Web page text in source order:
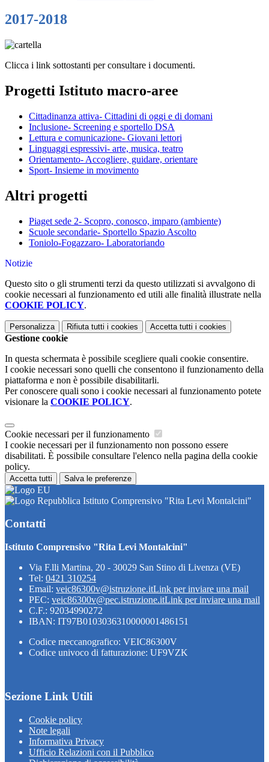
2017-2018
Clicca i link sottostanti per consultare i documenti.
Progetti Istituto macro-aree
Cittadinanza attiva- Cittadini di oggi e di domani
Inclusione- Screening e sportello DSA
Lettura e comunicazione- Giovani lettori
Linguaggi espressivi- arte, musica, teatro
Orientamento- Accogliere, guidare, orientare
Sport- Insieme in movimento
Altri progetti
Piaget sede 2- Scopro, conosco, imparo (ambiente)
Scuole secondarie- Sportello Spazio Ascolto
Toniolo-Fogazzaro- Laboratoriando
Notizie
Questo sito o gli strumenti terzi da questo utilizzati si avvalgono di
cookie necessari al funzionamento ed utili alle finalità illustrate nella
COOKIE POLICY.
Personalizza Rifiuta tutti i cookies Accetta tutti i cookies
Gestione cookie
In questa schermata è possibile scegliere quali cookie consentire.
I cookie necessari sono quelli che consentono il funzionamento della
piattaforma e non è possibile disabilitarli.
Per conoscere quali sono i cookie necessari al funzionamento potete
visionare la COOKIE POLICY.
Cookie necessari per il funzionamento
I cookie necessari per il funzionamento non possono essere
disabilitati. È possibile consultare l'elenco nella pagina della cookie
policy.
Accetta tutti Salva le preferenze
Istituto Comprensivo "Rita Levi Montalcini"
Contatti
Istituto Comprensivo "Rita Levi Montalcini"
Via F.lli Martina, 20 - 30029 San Stino di Livenza (VE)
Tel: 0421 310254
Email: veic86300v@istruzione.itLink per inviare una mail
PEC: veic86300v@pec.istruzione.itLink per inviare una mail
C.F.: 92034990272
IBAN: IT97B0103036310000001486151
Codice meccanografico: VEIC86300V
Codice univoco di fatturazione: UF9VZK
Sezione Link Utili
Cookie policy
Note legali
Informativa Privacy
Ufficio Relazioni con il Pubblico